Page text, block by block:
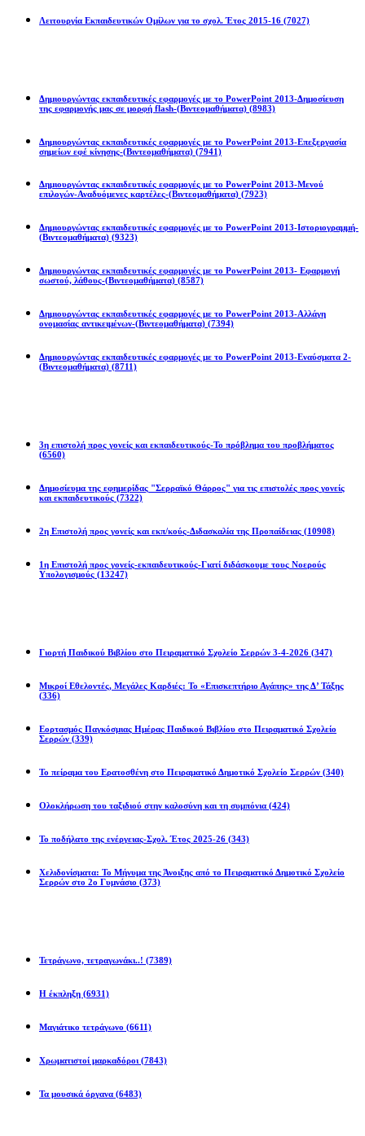
Λειτουργία Εκπαιδευτικών Ομίλων για το σχολ. Έτος 2015-16 (7027)
Δημιουργώντας εκπαιδευτικές εφαρμογές με το PowerPoint 2013-Δημοσίευση
της εφαρμογής μας σε μορφή flash-(Βιντεομαθήματα) (8983)
Δημιουργώντας εκπαιδευτικές εφαρμογές με το PowerPoint 2013-Επεξεργασία
σημείων εφέ κίνησης-(Βιντεομαθήματα) (7941)
Δημιουργώντας εκπαιδευτικές εφαρμογές με το PowerPoint 2013-Μενού
επιλογών-Αναδυόμενες καρτέλες-(Βιντεομαθήματα) (7923)
Δημιουργώντας εκπαιδευτικές εφαρμογές με το PowerPoint 2013-Ιστοριογραμμή-
(Βιντεομαθήματα) (9323)
Δημιουργώντας εκπαιδευτικές εφαρμογές με το PowerPoint 2013- Εφαρμογή
σωστού, λάθους-(Βιντεομαθήματα) (8587)
Δημιουργώντας εκπαιδευτικές εφαρμογές με το PowerPoint 2013-Αλλάγη
ονομασίας αντικειμένων-(Βιντεομαθήματα) (7394)
Δημιουργώντας εκπαιδευτικές εφαρμογές με το PowerPoint 2013-Εναύσματα 2-
(Βιντεομαθήματα) (8711)
3η επιστολή προς γονείς και εκπαιδευτικούς-Το πρόβλημα του προβλήματος
(6560)
Δημοσίευμα της εφημερίδας "Σερραϊκό Θάρρος" για τις επιστολές προς γονείς
και εκπαιδευτικούς (7322)
2η Eπιστολή προς γονείς και εκπ/κούς-Διδασκαλία της Προπαίδειας (10908)
1η Επιστολή προς γονείς-εκπαιδευτικούς-Γιατί διδάσκουμε τους Νοερούς
Υπολογισμούς (13247)
Γιορτή Παιδικού Βιβλίου στο Πειραματικό Σχολείο Σερρών 3-4-2026 (347)
Μικροί Εθελοντές, Μεγάλες Καρδιές: Το «Επισκεπτήριο Αγάπης» της Δ’ Τάξης
(336)
Εορτασμός Παγκόσμιας Ημέρας Παιδικού Βιβλίου στο Πειραματικό Σχολείο
Σερρών (339)
Το πείραμα του Ερατοσθένη στο Πειραματικό Δημοτικό Σχολείο Σερρών (340)
Ολοκλήρωση του ταξιδιού στην καλοσύνη και τη συμπόνια (424)
Το ποδήλατο της ενέργειας-Σχολ. Έτος 2025-26 (343)
Χελιδονίσματα: Το Μήνυμα της Άνοιξης από το Πειραματικό Δημοτικό Σχολείο
Σερρών στο 2ο Γυμνάσιο (373)
Τετράγωνο, τετραγωνάκι..! (7389)
Η έκπληξη (6931)
Μαγιάτικο τετράγωνο (6611)
Χρωματιστοί μαρκαδόροι (7843)
Τα μουσικά όργανα (6483)